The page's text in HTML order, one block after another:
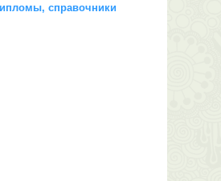
справочники